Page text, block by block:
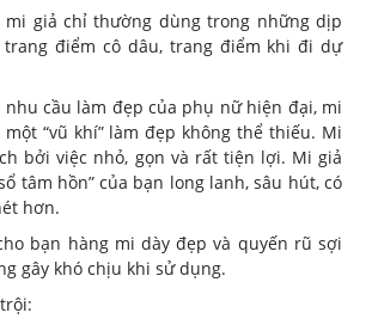
giả chỉ thường dùng trong những dịp
điểm cô dâu, trang điểm khi đi dự
nhu cầu làm đẹp của phụ nữ hiện đại, mi
“vũ khí” làm đẹp không thể thiếu. Mi
bởi việc nhỏ, gọn và rất tiện lợi. Mi giả
tâm hồn” của bạn long lanh, sâu hút, có
hơn.
bạn hàng mi dày đẹp và quyến rũ sợi
gây khó chịu khi sử dụng.